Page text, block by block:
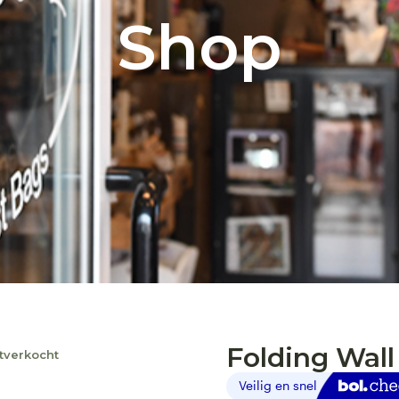
Shop
Folding